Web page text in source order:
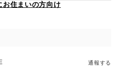
お住まいの方向け
通報する